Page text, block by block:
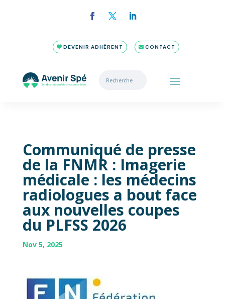
DEVENIR ADHÉRENT CONTACT
Communiqué de presse
de la FNMR : Imagerie
médicale : les médecins
radiologues a bout face
aux nouvelles coupes
du PLFSS 2026
Nov 5, 2025